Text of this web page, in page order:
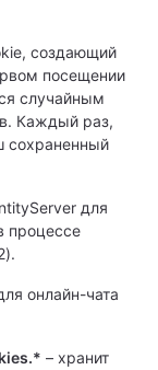
создающий
посещении
случайным
Каждый раз,
сохраненный
для
процессе
онлайн-чата
– хранит